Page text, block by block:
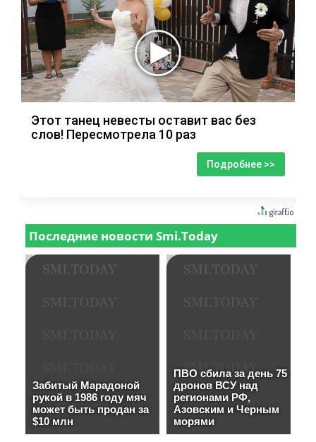
Этот танец невесты оставит вас без
слов! Пересмотрела 10 раз
Подробнее >>